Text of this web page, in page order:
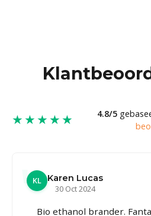
★★★★★ 4.8/5
KL
Karen Lucas
30 Oct 2024
Bio ethanol brander.